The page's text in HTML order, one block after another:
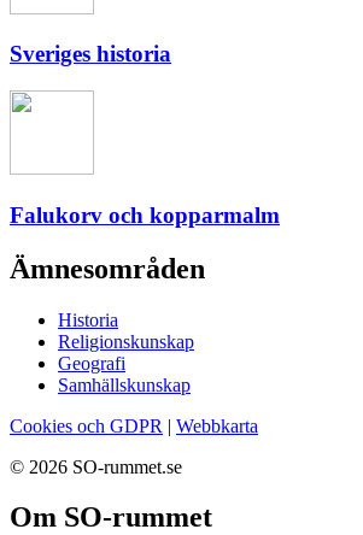
Sveriges historia
Falukorv och kopparmalm
Ämnesområden
Historia
Religionskunskap
Geografi
Samhällskunskap
Cookies och GDPR | Webbkarta
© 2026 SO-rummet.se
Om SO-rummet